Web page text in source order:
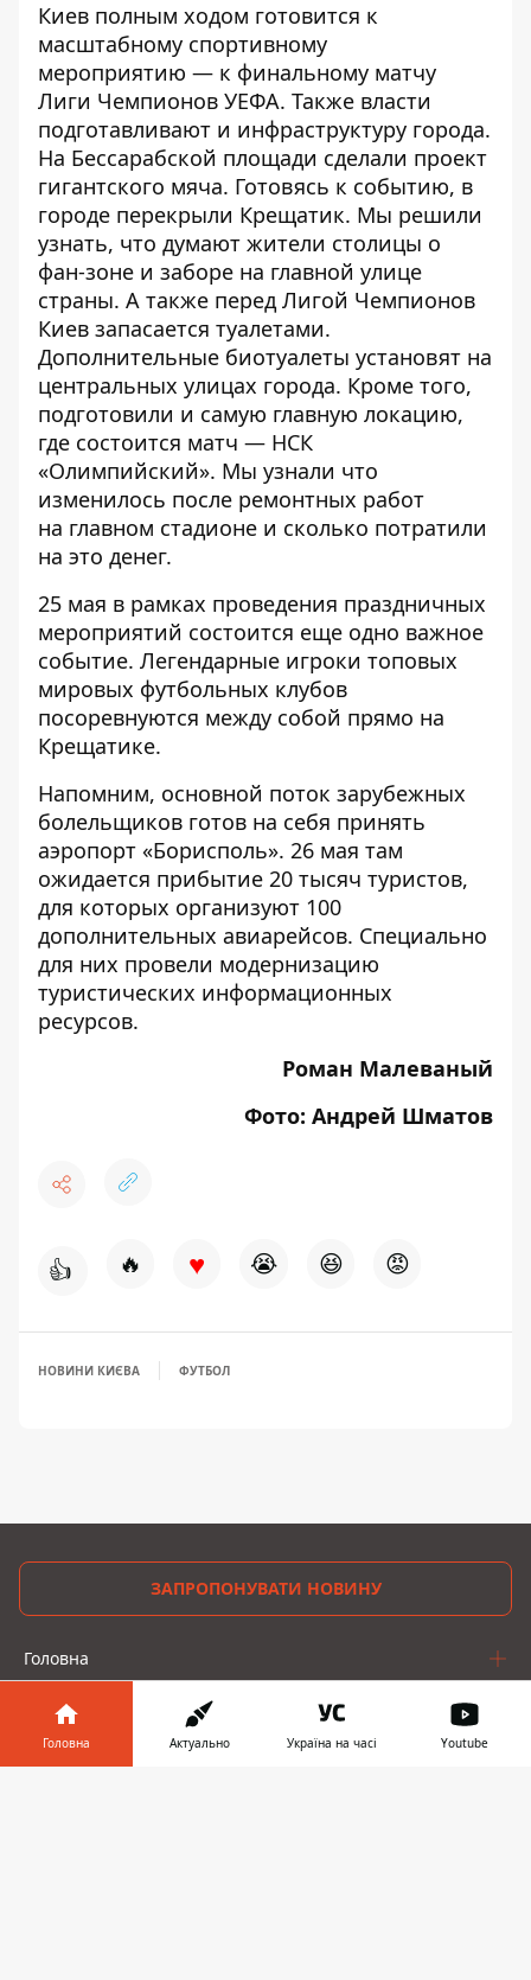
Киев полным ходом готовится к
масштабному спортивному
мероприятию — к финальному матчу
Лиги Чемпионов УЕФА. Также власти
подготавливают и инфраструктуру города.
На Бессарабской площади сделали проект
гигантского мяча. Готовясь к событию, в
городе перекрыли Крещатик. Мы решили
узнать, что думают жители столицы о
фан-зоне и заборе на главной улице
страны. А также перед Лигой Чемпионов
Киев запасается туалетами.
Дополнительные биотуалеты установят на
центральных улицах города. Кроме того,
подготовили и самую главную локацию,
где состоится матч — НСК
«Олимпийский». Мы узнали что
изменилось после ремонтных работ
на главном стадионе и сколько потратили
на это денег.
25 мая в рамках проведения праздничных
мероприятий состоится еще одно важное
событие. Легендарные игроки топовых
мировых футбольных клубов
посоревнуются между собой прямо на
Крещатике.
Напомним, основной поток зарубежных
болельщиков готов на себя принять
аэропорт «Борисполь». 26 мая там
ожидается прибытие 20 тысяч туристов,
для которых организуют 100
дополнительных авиарейсов. Специально
для них провели модернизацию
туристических информационных
ресурсов.
Роман Малеваный
Фото: Андрей Шматов
👍 🔥 ♥ 😭 😆 😡
НОВИНИ КИЄВА ФУТБОЛ
ЗАПРОПОНУВАТИ НОВИНУ
Головна
Про проєкт
Головна Актуально Україна на часі Youtube